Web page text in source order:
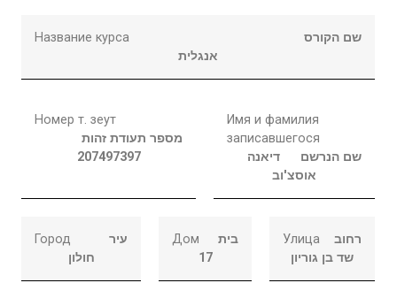
Название курса
שם הקורס
אנגלית
Номер т. зеут
מספר תעודת זהות
207497397
Имя и фамилия
записавшегося
שם הנרשם
דיאנה
אוסצ'וב
Город
עיר
חולון
Дом
בית
17
Улица
רחוב
שד בן גוריון